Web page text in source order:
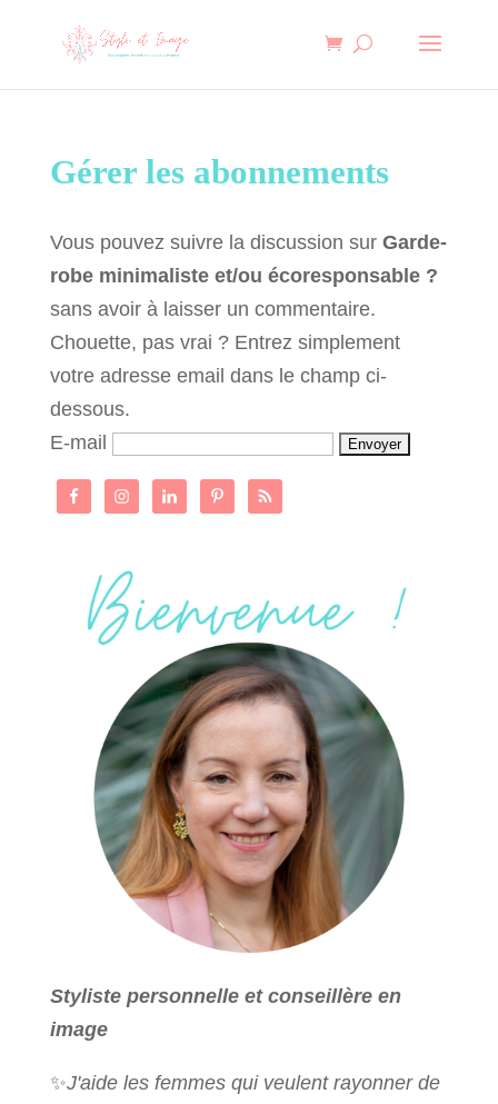
Gérer les abonnements
Vous pouvez suivre la discussion sur Garde-
robe minimaliste et/ou écoresponsable ?
sans avoir à laisser un commentaire.
Chouette, pas vrai ? Entrez simplement
votre adresse email dans le champ ci-
dessous.
E-mail
Styliste personnelle et conseillère en
image
✨J'aide les femmes qui veulent rayonner de